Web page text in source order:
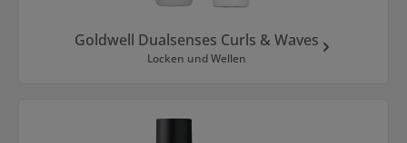
Goldwell Dualsenses Curls & Waves
Locken und Wellen